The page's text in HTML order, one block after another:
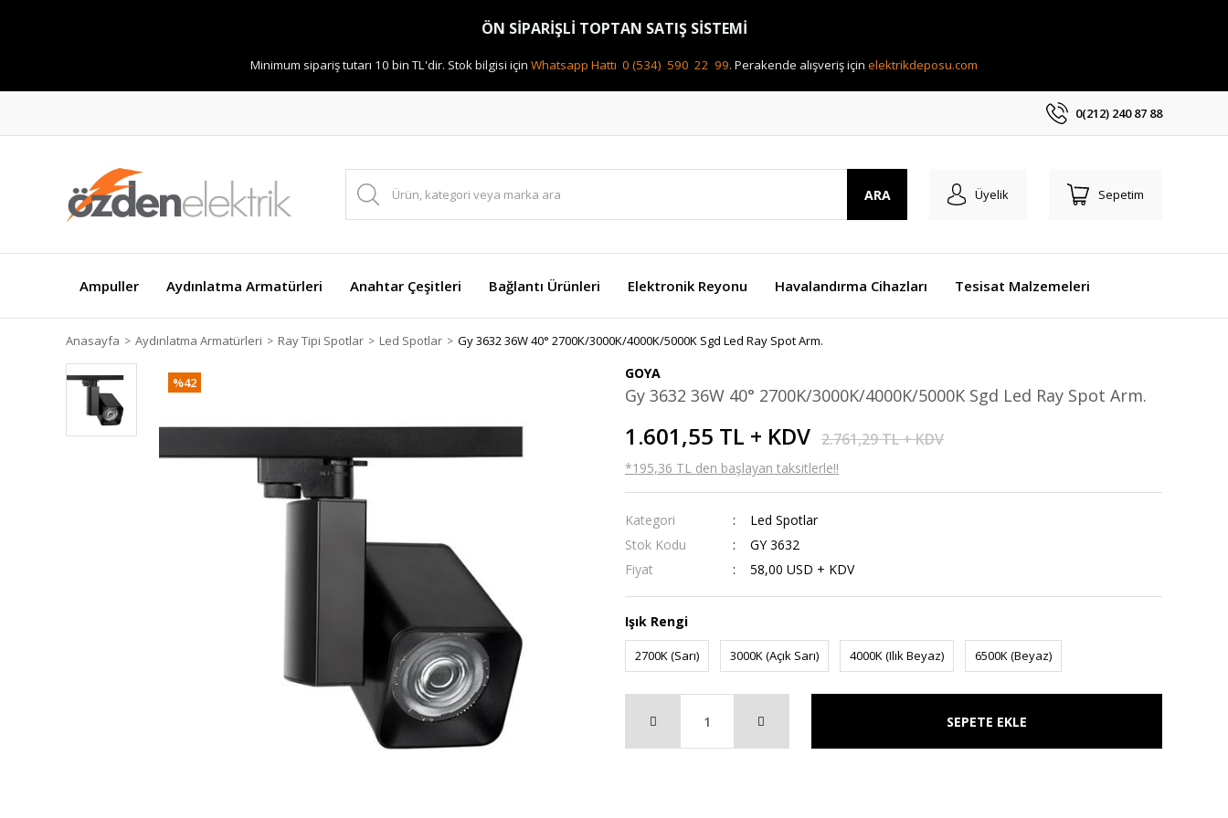
ÖN SİPARİŞLİ TOPTAN SATIŞ SİSTEMİ
Minimum sipariş tutarı 10 bin TL'dir. Stok bilgisi için Whatsapp Hattı 0 (534) 590 22 99. Perakende alışveriş için elektrikdeposu.com
0(212) 240 87 88
ARA Üyelik Sepetim
Ampuller Aydınlatma Armatürleri Anahtar Çeşitleri Bağlantı Ürünleri Elektronik Reyonu Havalandırma Cihazları Tesisat Malzemeleri
Anasayfa Aydınlatma Armatürleri Ray Tipi Spotlar Led Spotlar Gy 3632 36W 40° 2700K/3000K/4000K/5000K Sgd Led Ray Spot Arm.
%42
GOYA
Gy 3632 36W 40° 2700K/3000K/4000K/5000K Sgd Led Ray Spot Arm.
1.601,55 TL + KDV 2.761,29 TL + KDV
*195,36 TL den başlayan taksitlerle!!
Kategori
Led Spotlar
Stok Kodu
GY 3632
Fiyat
58,00 USD + KDV
Işık Rengi
2700K (Sarı) 3000K (Açık Sarı) 4000K (Ilık Beyaz) 6500K (Beyaz)
SEPETE EKLE